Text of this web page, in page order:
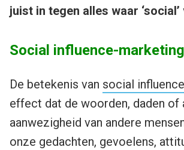
juist in tegen alles waar
Social influence-marketing
De betekenis van social influence
effect dat de woorden, daden of
aanwezigheid van andere
onze gedachten, gevoelens,